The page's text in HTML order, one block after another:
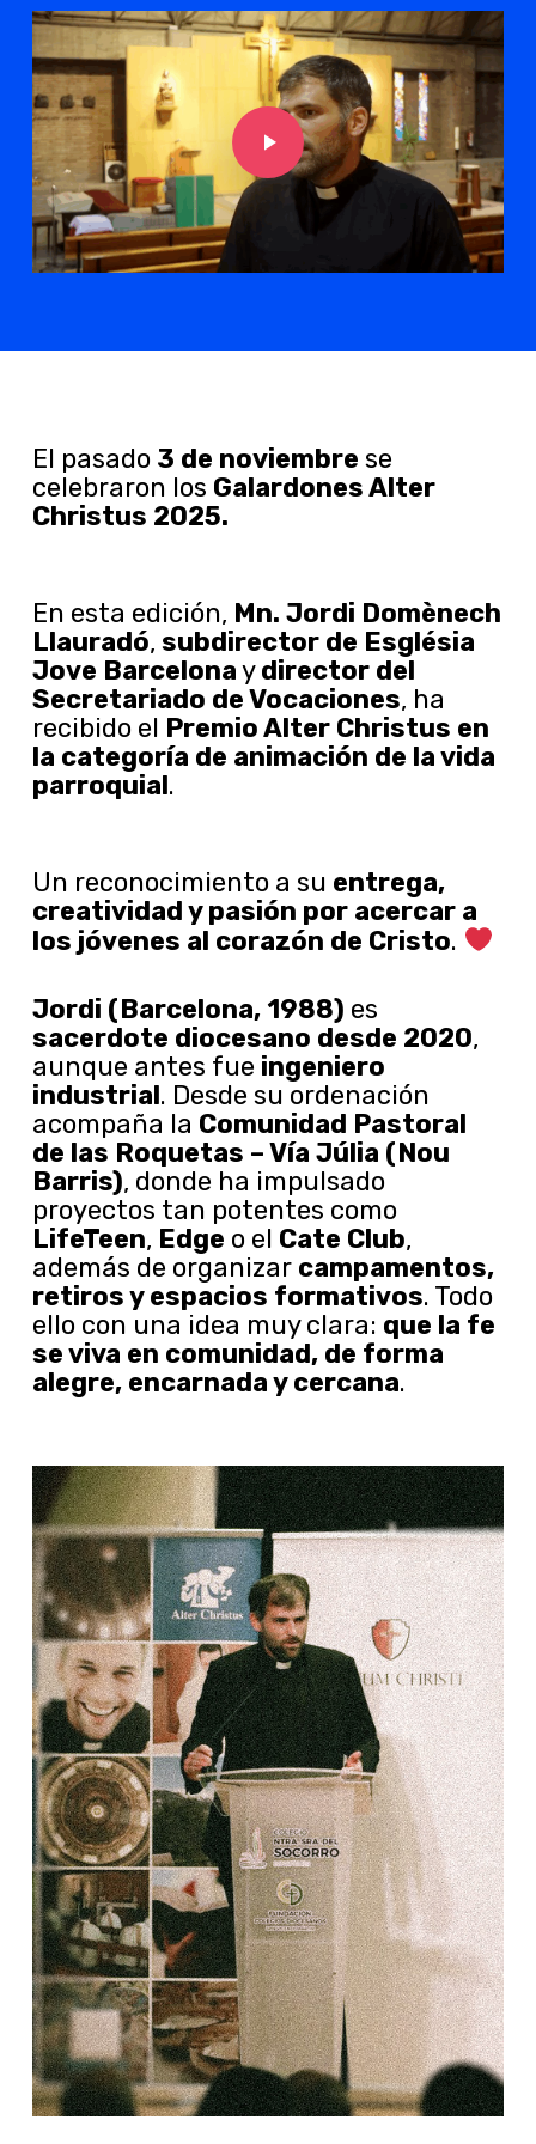
Play Video
El pasado 3 de noviembre se
celebraron los Galardones Alter
Christus 2025.
En esta edición, Mn. Jordi Domènech
Llauradó,subdirector de Església
Jove Barcelonaydirector del
Secretariado de Vocaciones, ha
recibido el Premio Alter Christus en
la categoría de animación de la vida
parroquial.
Un reconocimiento a su entrega,
creatividad y pasión por acercar a
los jóvenes al corazón de Cristo.
Jordi (Barcelona, 1988) es
sacerdote diocesano desde 2020,
aunque antes fue ingeniero
industrial. Desde su ordenación
acompaña la Comunidad Pastoral
de las Roquetas – Vía Júlia (Nou
Barris), donde ha impulsado
proyectos tan potentes como
LifeTeen, Edge o el Cate Club,
además de organizar campamentos,
retiros y espacios formativos. Todo
ello con una idea muy clara: que la fe
se viva en comunidad, de forma
alegre, encarnada y cercana.